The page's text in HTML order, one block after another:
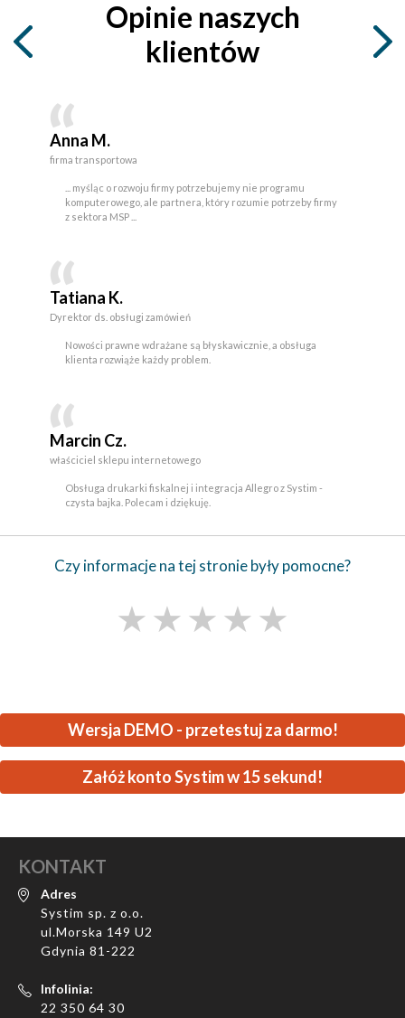
Opinie naszych
klientów
Anna M.
firma transportowa
... myśląc o rozwoju firmy potrzebujemy nie programu
komputerowego, ale partnera, który rozumie potrzeby firmy
z sektora MSP ...
Tatiana K.
Dyrektor ds. obsługi zamówień
Nowości prawne wdrażane są błyskawicznie, a obsługa
klienta rozwiąże każdy problem.
Marcin Cz.
właściciel sklepu internetowego
Obsługa drukarki fiskalnej i integracja Allegro z Systim -
czysta bajka. Polecam i dziękuję.
Czy informacje na tej stronie były pomocne?
★★★★★
Wersja DEMO - przetestuj za darmo!
Załóż konto Systim w 15 sekund!
KONTAKT
Adres
Systim sp. z o.o.
ul.Morska 149 U2
Gdynia 81-222
Infolinia:
22 350 64 30